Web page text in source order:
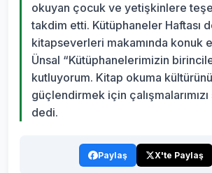
okuyan çocuk ve yetişkinlere
takdim etti. Kütüphaneler Haftası
kitapseverleri makamında konuk
Ünsal “Kütüphanelerimizin
kutluyorum. Kitap okuma
güçlendirmek için
dedi.
Paylaş X'te Paylaş